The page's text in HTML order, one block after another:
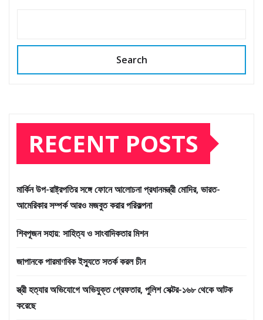
Search
RECENT POSTS
মার্কিন উপ-রাষ্ট্রপতির সঙ্গে ফোনে আলোচনা প্রধানমন্ত্রী মোদির, ভারত-
আমেরিকার সম্পর্ক আরও মজবুত করার পরিকল্পনা
শিবপূজন সহায়: সাহিত্য ও সাংবাদিকতার মিশন
জাপানকে পারমাণবিক ইস্যুতে সতর্ক করল চীন
স্ত্রী হত্যার অভিযোগে অভিযুক্ত গ্রেফতার, পুলিশ সেক্টর-১৬৮ থেকে আটক
করেছে